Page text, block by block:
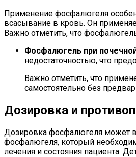
Применение фосфалюгеля
всасывание в кровь. Он
Важно отметить, что
Фосфалюгель при
недостаточностью, что
Важно отметить, что
самостоятельно без
Дозировка и
Дозировка фосфалюгеля может
фосфалюгеля, который
лечения и состояния пациента.